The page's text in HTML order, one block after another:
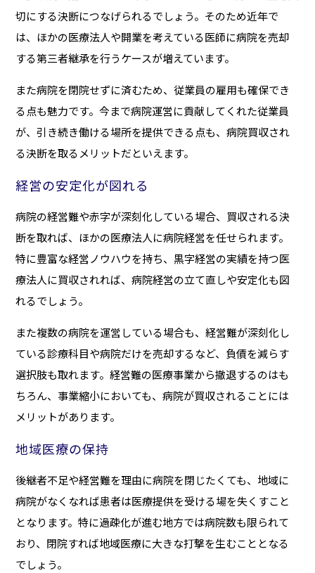
切にする決断につなげられるでしょう。そのため近年で
は、ほかの医療法人や開業を考えている医師に病院を売却
する第三者継承を行うケースが増えています。
また病院を閉院せずに済むため、従業員の雇用も確保でき
る点も魅力です。今まで病院運営に貢献してくれた従業員
が、引き続き働ける場所を提供できる点も、病院買収され
る決断を取るメリットだといえます。
経営の安定化が図れる
病院の経営難や赤字が深刻化している場合、買収される決
断を取れば、ほかの医療法人に病院経営を任せられます。
特に豊富な経営ノウハウを持ち、黒字経営の実績を持つ医
療法人に買収されれば、病院経営の立て直しや安定化も図
れるでしょう。
また複数の病院を運営している場合も、経営難が深刻化し
ている診療科目や病院だけを売却するなど、負債を減らす
選択肢も取れます。経営難の医療事業から撤退するのはも
ちろん、事業縮小においても、病院が買収されることには
メリットがあります。
地域医療の保持
後継者不足や経営難を理由に病院を閉じたくても、地域に
病院がなくなれば患者は医療提供を受ける場を失くすこと
となります。特に過疎化が進む地方では病院数も限られて
おり、閉院すれば地域医療に大きな打撃を生むこととなる
でしょう。